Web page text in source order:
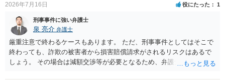
2026年7月16日 役にたった 1
刑事事件に強い弁護士
泉 亮介 弁護士
厳重注意で終わるケースもあります。 ただ、刑事事件としてはそこで
終わっても、詐欺の被害者から損害賠償請求がされるリスクはあるで
しょう。 その場合は減額交渉等が必要となるため、弁護士を立てるか